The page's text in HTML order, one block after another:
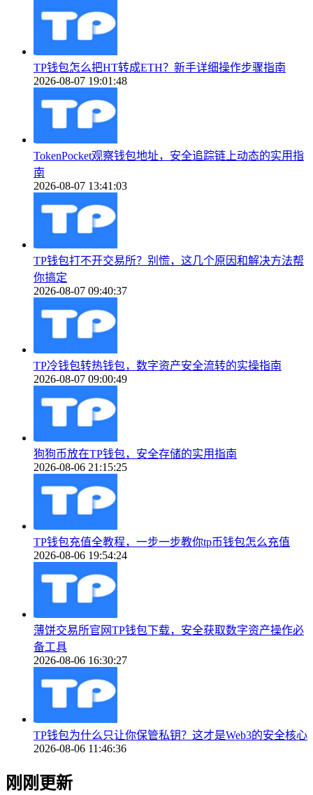
TP钱包怎么把HT转成ETH？新手详细操作步骤指南
2026-08-07 19:01:48
TokenPocket观察钱包地址，安全追踪链上动态的实用指
南
2026-08-07 13:41:03
TP钱包打不开交易所？别慌，这几个原因和解决方法帮
你搞定
2026-08-07 09:40:37
TP冷钱包转热钱包，数字资产安全流转的实操指南
2026-08-07 09:00:49
狗狗币放在TP钱包，安全存储的实用指南
2026-08-06 21:15:25
TP钱包充值全教程，一步一步教你tp币钱包怎么充值
2026-08-06 19:54:24
薄饼交易所官网TP钱包下载，安全获取数字资产操作必
备工具
2026-08-06 16:30:27
TP钱包为什么只让你保管私钥？这才是Web3的安全核心
2026-08-06 11:46:36
刚刚更新